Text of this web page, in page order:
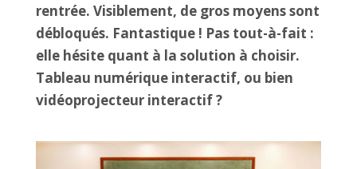
rentrée. Visiblement, de gros moyens sont
débloqués. Fantastique ! Pas tout-à-fait :
elle hésite quant à la solution à choisir.
Tableau numérique interactif, ou bien
vidéoprojecteur interactif ?